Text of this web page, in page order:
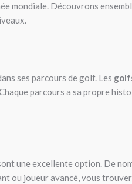
mondiale. Découvrons
ses parcours de golf. Les
parcours a sa propre
une excellente option. De
ou joueur avancé, vous